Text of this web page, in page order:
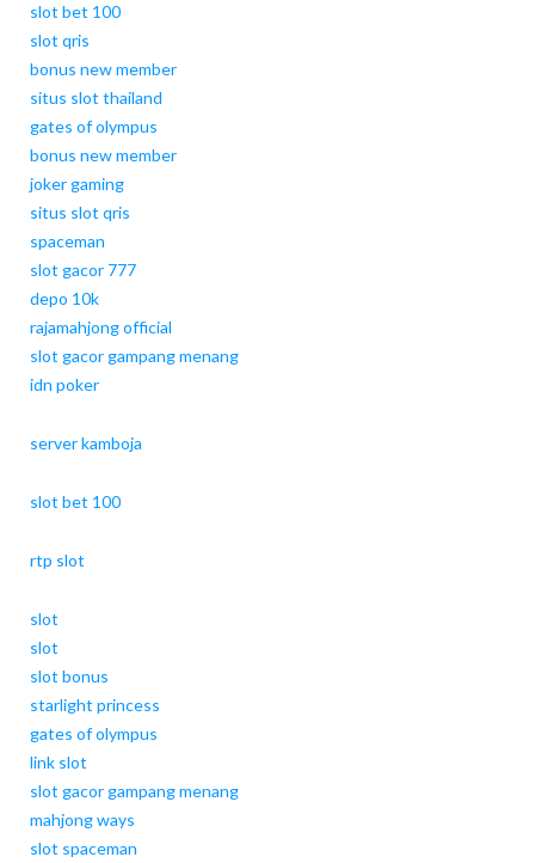
slot bet 100
slot qris
bonus new member
situs slot thailand
gates of olympus
bonus new member
joker gaming
situs slot qris
spaceman
slot gacor 777
depo 10k
rajamahjong official
slot gacor gampang menang
idn poker
server kamboja
slot bet 100
rtp slot
slot
slot
slot bonus
starlight princess
gates of olympus
link slot
slot gacor gampang menang
mahjong ways
slot spaceman